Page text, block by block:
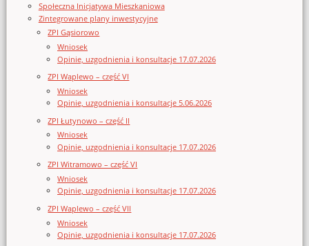
Społeczna Inicjatywa Mieszkaniowa
Zintegrowane plany inwestycyjne
ZPI Gąsiorowo
Wniosek
Opinie, uzgodnienia i konsultacje 17.07.2026
ZPI Waplewo – część VI
Wniosek
Opinie, uzgodnienia i konsultacje 5.06.2026
ZPI Łutynowo – część II
Wniosek
Opinie, uzgodnienia i konsultacje 17.07.2026
ZPI Witramowo – część VI
Wniosek
Opinie, uzgodnienia i konsultacje 17.07.2026
ZPI Waplewo – część VII
Wniosek
Opinie, uzgodnienia i konsultacje 17.07.2026